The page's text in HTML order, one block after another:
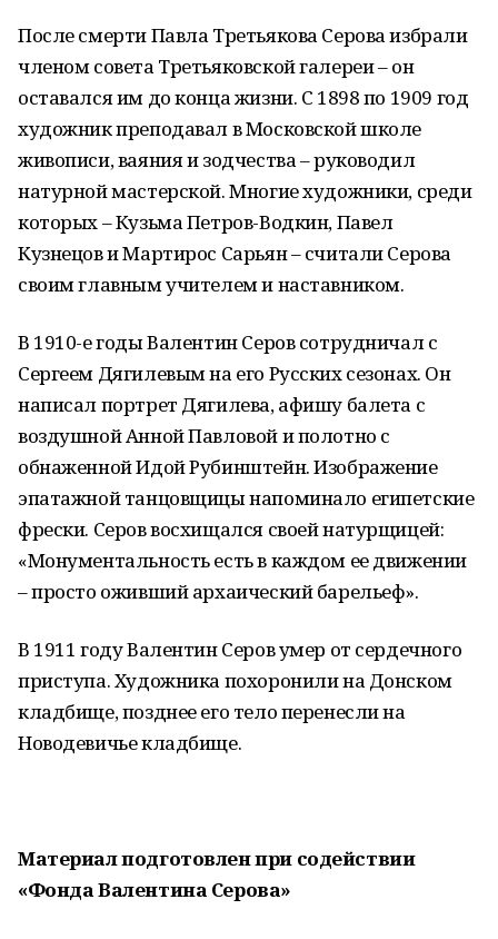
После смерти Павла Третьякова Серова избрали
членом совета Третьяковской галереи – он
оставался им до конца жизни. С 1898 по 1909 год
художник преподавал в Московской школе
живописи, ваяния и зодчества – руководил
натурной мастерской. Многие художники, среди
которых – Кузьма Петров-Водкин, Павел
Кузнецов и Мартирос Сарьян – считали Серова
своим главным учителем и наставником.
В 1910-е годы Валентин Серов сотрудничал с
Сергеем Дягилевым на его Русских сезонах. Он
написал портрет Дягилева, афишу балета с
воздушной Анной Павловой и полотно с
обнаженной Идой Рубинштейн. Изображение
эпатажной танцовщицы напоминало египетские
фрески. Серов восхищался своей натурщицей:
«Монументальность есть в каждом ее движении
– просто оживший архаический барельеф».
В 1911 году Валентин Серов умер от сердечного
приступа. Художника похоронили на Донском
кладбище, позднее его тело перенесли на
Новодевичье кладбище.
Материал подготовлен при содействии
«Фонда Валентина Серова»